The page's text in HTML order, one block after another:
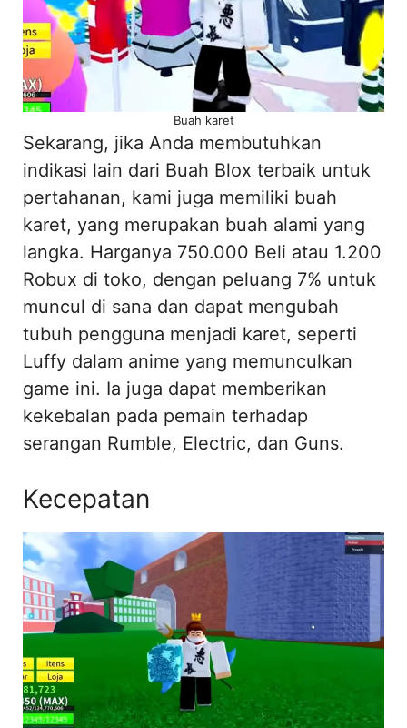
Buah karet
Sekarang, jika Anda membutuhkan
indikasi lain dari Buah Blox terbaik untuk
pertahanan, kami juga memiliki buah
karet, yang merupakan buah alami yang
langka. Harganya 750.000 Beli atau 1.200
Robux di toko, dengan peluang 7% untuk
muncul di sana dan dapat mengubah
tubuh pengguna menjadi karet, seperti
Luffy dalam anime yang memunculkan
game ini. Ia juga dapat memberikan
kekebalan pada pemain terhadap
serangan Rumble, Electric, dan Guns.
Kecepatan